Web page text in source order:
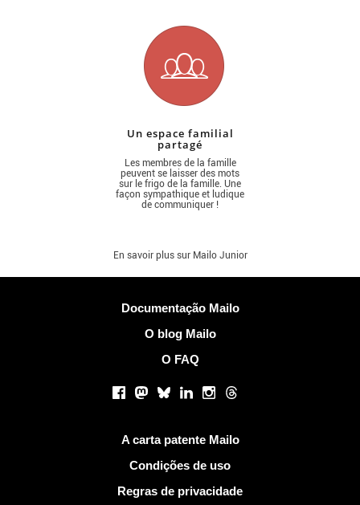
Un espace familial
partagé
Les membres de la famille
peuvent se laisser des mots
sur le frigo de la famille. Une
façon sympathique et ludique
de communiquer !
En savoir plus sur Mailo Junior
Documentação Mailo
O blog Mailo
O FAQ
Facebook
Mastodon
BlueskyLinkedInInstagram
Threads
A carta patente Mailo
Condições de uso
Regras de privacidade